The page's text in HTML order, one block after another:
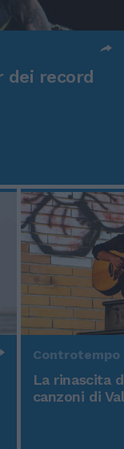
dei record
Controtempo
La rinascita
canzoni di